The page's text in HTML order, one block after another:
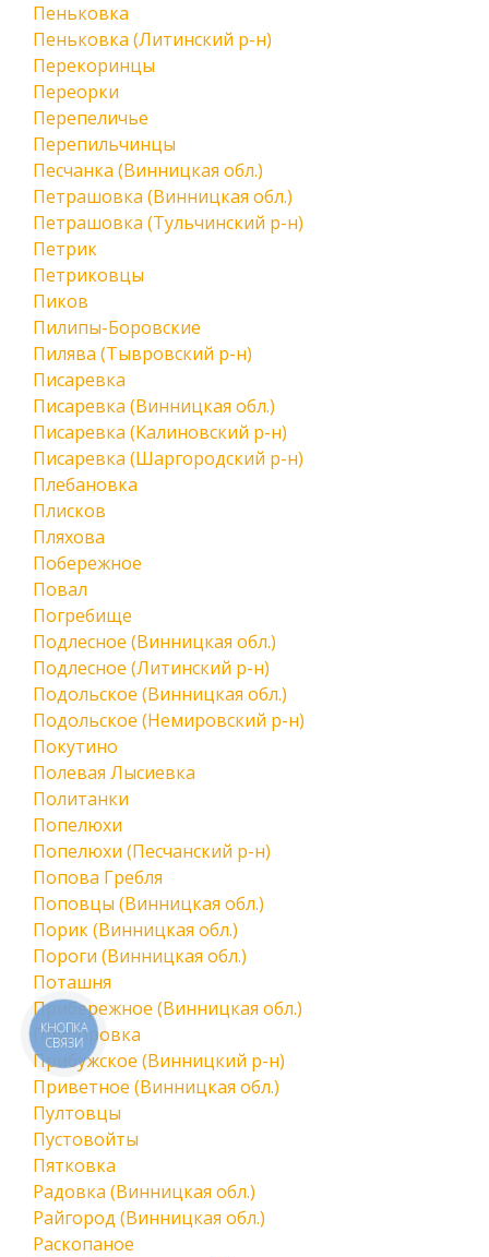
Пеньковка
Пеньковка (Литинский р-н)
Перекоринцы
Переорки
Перепеличье
Перепильчинцы
Песчанка (Винницкая обл.)
Петрашовка (Винницкая обл.)
Петрашовка (Тульчинский р-н)
Петрик
Петриковцы
Пиков
Пилипы-Боровские
Пилява (Тывровский р-н)
Писаревка
Писаревка (Винницкая обл.)
Писаревка (Калиновский р-н)
Писаревка (Шаргородский р-н)
Плебановка
Плисков
Пляхова
Побережное
Повал
Погребище
Подлесное (Винницкая обл.)
Подлесное (Литинский р-н)
Подольское (Винницкая обл.)
Подольское (Немировский р-н)
Покутино
Полевая Лысиевка
Политанки
Попелюхи
Попелюхи (Песчанский р-н)
Попова Гребля
Поповцы (Винницкая обл.)
Порик (Винницкая обл.)
Пороги (Винницкая обл.)
Поташня
Прибережное (Винницкая обл.)
Приборовка
Прибужское (Винницкий р-н)
Приветное (Винницкая обл.)
Пултовцы
Пустовойты
Пятковка
Радовка (Винницкая обл.)
Райгород (Винницкая обл.)
Раскопаное
КНОПКА
СВЯЗИ